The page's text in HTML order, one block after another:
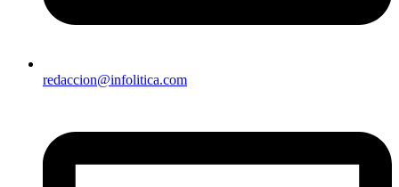
redaccion@infolitica.com